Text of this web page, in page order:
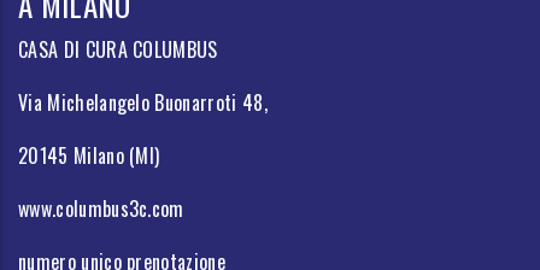
CASA DI CURA COLUMBUS
Via Michelangelo Buonarroti 48,
20145 Milano (MI)
www.columbus3c.com
numero unico prenotazione